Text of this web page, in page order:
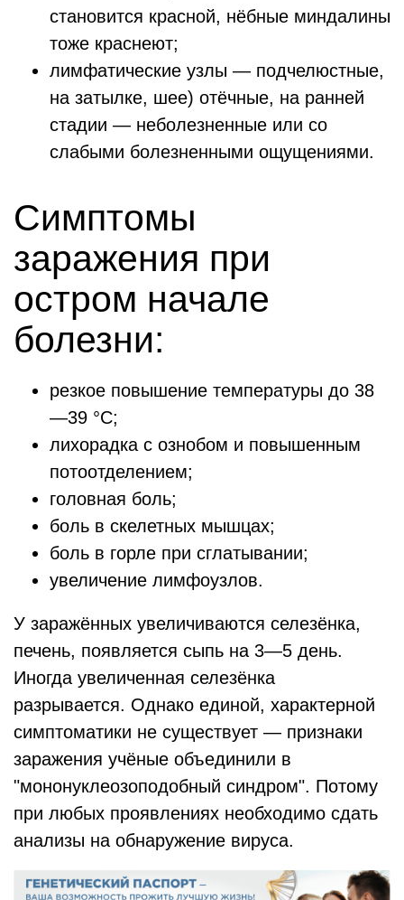
становится красной, нёбные миндалины
тоже краснеют;
лимфатические узлы — подчелюстные,
на затылке, шее) отёчные, на ранней
стадии — неболезненные или со
слабыми болезненными ощущениями.
Симптомы
заражения при
остром начале
болезни:
резкое повышение температуры до 38
—39 °C;
лихорадка с ознобом и повышенным
потоотделением;
головная боль;
боль в скелетных мышцах;
боль в горле при сглатывании;
увеличение лимфоузлов.
У заражённых увеличиваются селезёнка,
печень, появляется сыпь на 3—5 день.
Иногда увеличенная селезёнка
разрывается. Однако единой, характерной
симптоматики не существует — признаки
заражения учёные объединили в
"мононуклеозоподобный синдром". Потому
при любых проявлениях необходимо сдать
анализы на обнаружение вируса.